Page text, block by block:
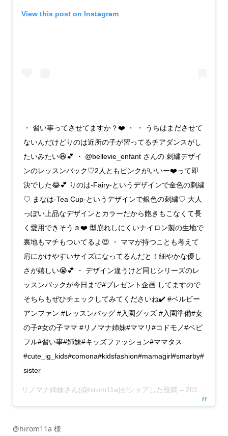
View this post on Instagram
・ 習い事ってさせてますか？❤️ ・ ・ うちはまださせて
ないんだけどりのは近所の子が習ってるチアダンスがし
たいみたい😆💕 ・ @bellevie_enfant さんの 刺繍デザイ
ンのレッスンバック♡2人ともピンクがいいー❤️って即
決でした😂💕 りのは-Fairy-というデザインで金色の刺繍
♡ まなは-Tea Cup-というデザインで銀色の刺繍♡ 大人
っぽい上品なデザインとカラーだから飽きもこなくて長
く愛用できそう☺️❤️ 型崩れしにくいナイロン製の生地で
裏地もマチもついてるよ😍 ・ ママが持つことも考えて
肩にかけやすいサイズになってるんだと！細やかな優し
さが嬉しい😭💕 ・ デザイン違うけど同じシリーズのレ
ッスンバックが今日まで#プレゼント企画 してますので
そちらもぜひチェックしてみてくださいね✔️ #ベルビー
アンファン #レッスンバッグ #入園グッズ #入園準備#女
の子#女の子ママ #リノマナ姉妹#ママリ#コドモノ#ベビ
フル#習い事#姉妹#キッズファッション#ママタス
#cute_ig_kids#comona#kidsfashion#mamagirl#smarby#
sister
リノマナ姉妹さん(@hirom11a)がシェアした投稿 – 2018年11月月15日午前3時48分PST
@hirom11a 様